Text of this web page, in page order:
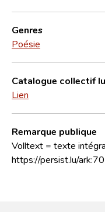
Genres
Poésie
Catalogue collectif
Lien
Remarque publique
Volltext = texte
https://persist.lu/